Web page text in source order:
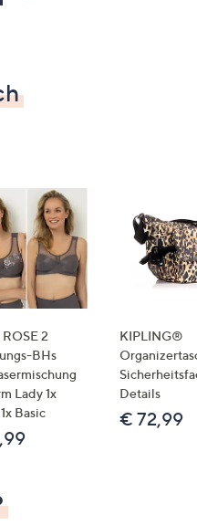
2
BHs
Lady 1x
Basic
KIPLING®
Details
€ 72,99